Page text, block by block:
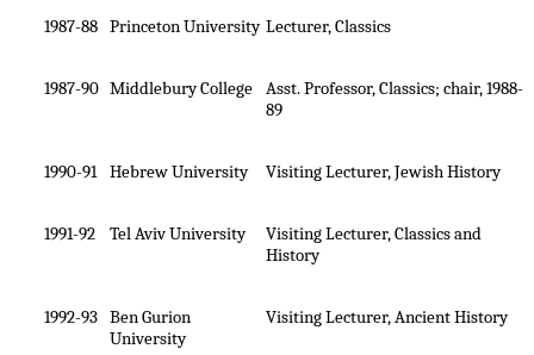
1987-88 Princeton University Lecturer, Classics
1987-90 Middlebury College
Asst. Professor, Classics; chair, 1988-
89
1990-91 Hebrew University Visiting Lecturer, Jewish History
1991-92 Tel Aviv University
Visiting Lecturer, Classics and
History
1992-93 BenGurion
University
Visiting Lecturer, Ancient History